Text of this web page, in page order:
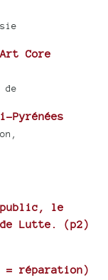
Core
de
Pyrénées
public, le
de Lutte. (p2)
= réparation)